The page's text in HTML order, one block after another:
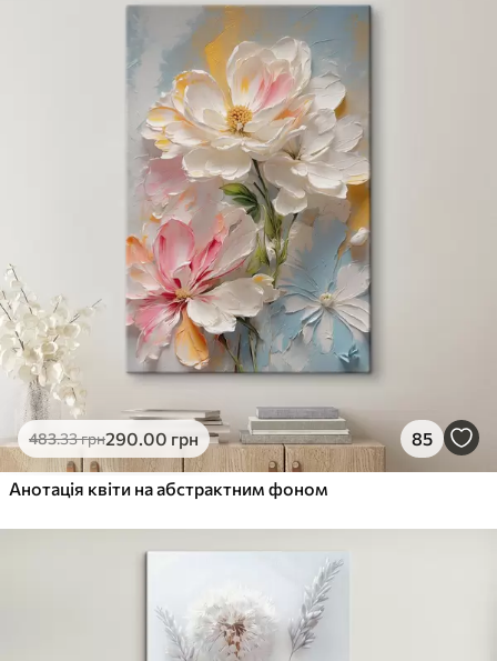
483.33грн290.00 грн 85
Анотація квіти на абстрактним фоном